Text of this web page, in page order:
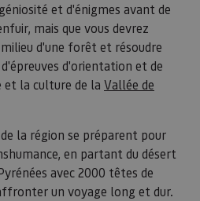
et d'énigmes avant de
mais que vous devrez
d'une forêt et résoudre
d'orientation et de
et la culture de la Vallée de
la région se préparent pour
en partant du désert
avec 2000 têtes de
un voyage long et dur.